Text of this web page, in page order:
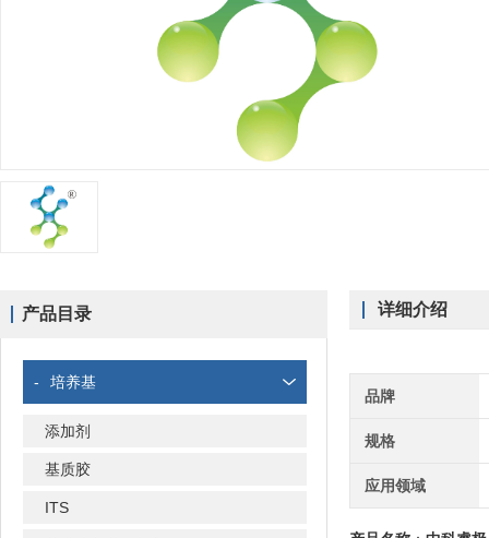
产品目录
- 培养基
添加剂
基质胶
ITS
详细介绍
品牌
规格
应用领域